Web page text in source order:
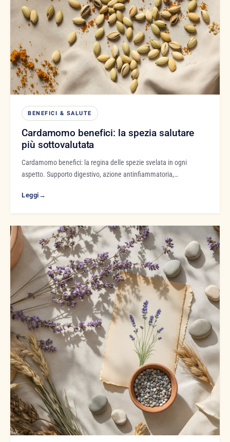
BENEFICI & SALUTE
Cardamomo benefici: la spezia salutare
più sottovalutata
Cardamomo benefici: la regina delle spezie svelata in ogni
aspetto. Supporto digestivo, azione antinfiammatoria,…
Leggi →